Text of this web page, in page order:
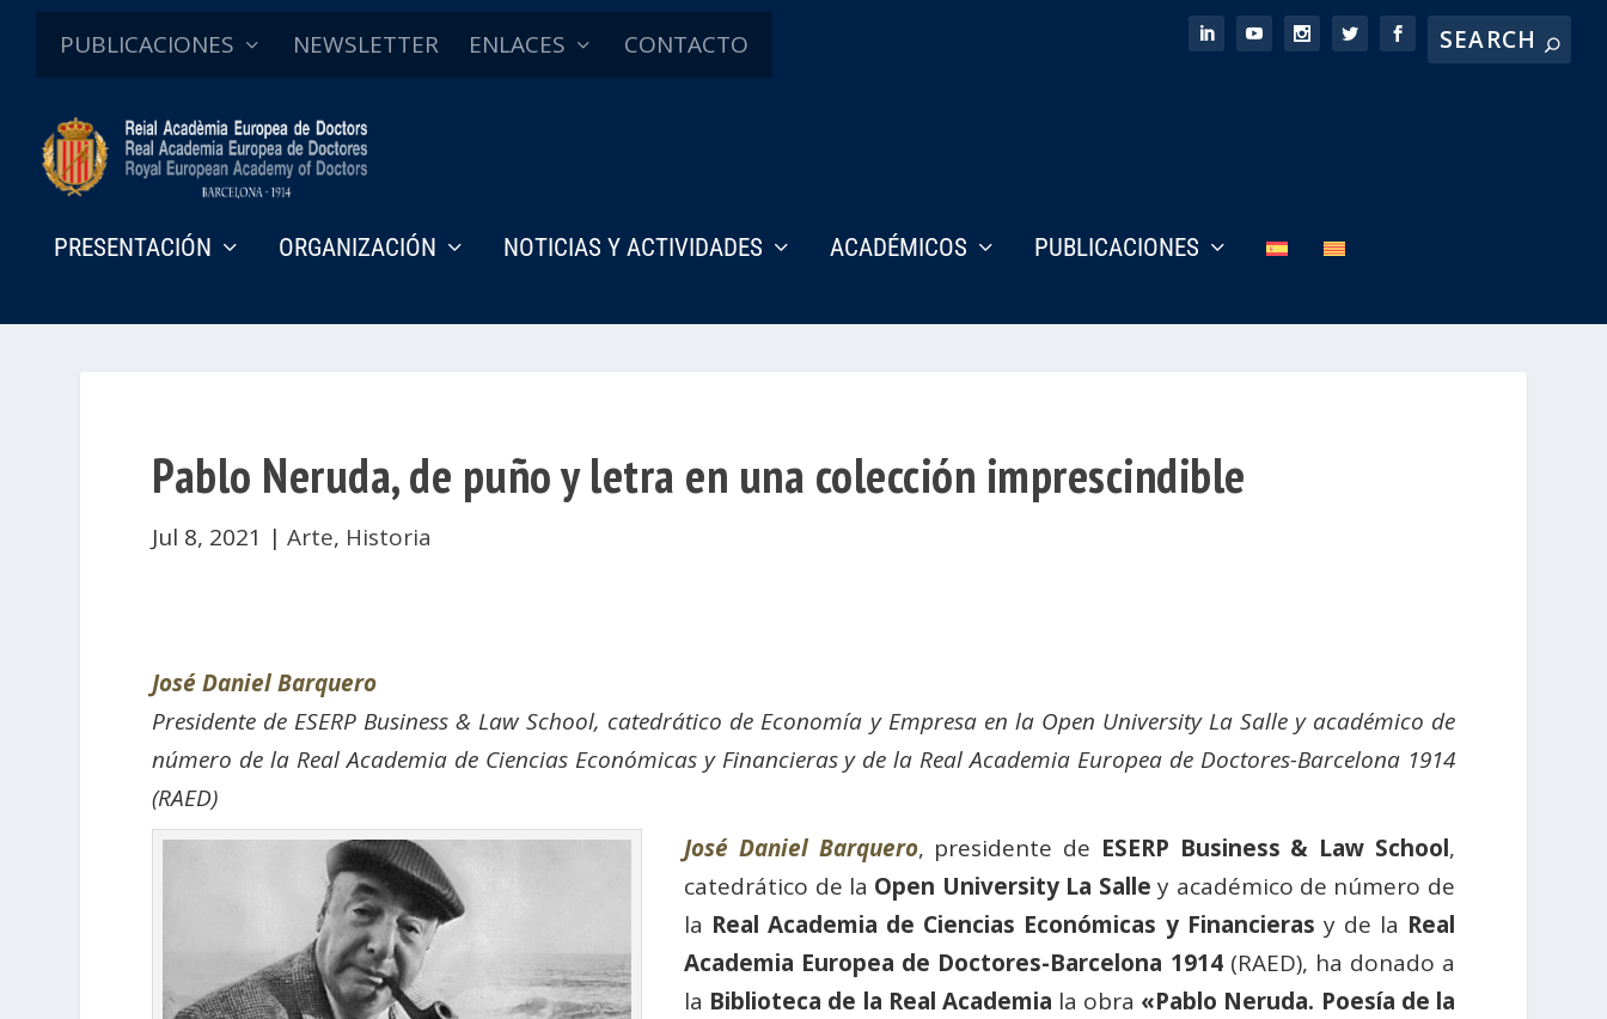
PUBLICACIONES NEWSLETTER ENLACES CONTACTO
PRESENTACIÓN ORGANIZACIÓN NOTICIAS Y ACTIVIDADES ACADÉMICOS PUBLICACIONES
Pablo Neruda, de puño y letra en una colección imprescindible
Jul 8, 2021 |Arte, Historia
José Daniel Barquero
Presidente de ESERP Business & Law School, catedrático de Economía y Empresa en la Open University La Salle y académico de
número de la Real Academia de Ciencias Económicas y Financieras y de la Real Academia Europea de Doctores-Barcelona 1914
(RAED)
José Daniel Barquero, presidente de ESERP Business & Law School,
catedrático de la Open University La Salle y académico de número de
la Real Academia de Ciencias Económicas y Financieras y de la Real
Academia Europea de Doctores-Barcelona 1914(RAED), ha donado a
la Biblioteca de la Real Academia la obra «Pablo Neruda. Poesía de la